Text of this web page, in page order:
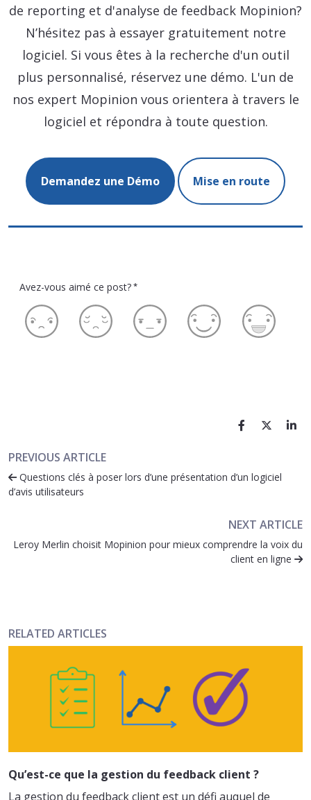
de reporting et d'analyse de feedback Mopinion?
N’hésitez pas à essayer gratuitement notre
logiciel. Si vous êtes à la recherche d'un outil
plus personnalisé, réservez une démo. L'un de
nos expert Mopinion vous orientera à travers le
logiciel et répondra à toute question.
Demandez une Démo Mise en route
Avez-vous aimé ce post? *
PREVIOUS ARTICLE
Questions clés à poser lors d’une présentation d’un logiciel
d’avis utilisateurs
NEXT ARTICLE
Leroy Merlin choisit Mopinion pour mieux comprendre la voix du
client en ligne
RELATED ARTICLES
Qu’est-ce que la gestion du feedback client ?
La gestion du feedback client est un défi auquel de